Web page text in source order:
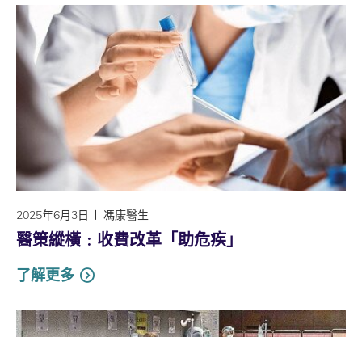
2025年6月3日 馮康醫生
醫策縱橫﹕收費改革「助危疾」
了解更多